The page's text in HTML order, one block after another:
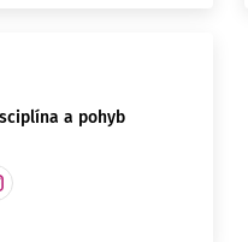
a pohyb